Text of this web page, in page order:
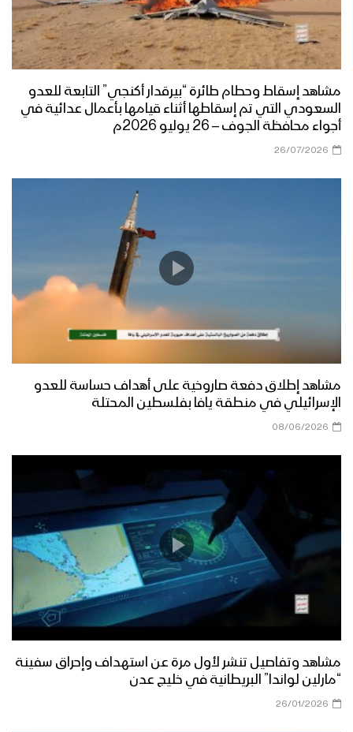
مشاهد إسقاط وحطام طائرة “بيرقدار أكنجي” التابعة للعدو
السعودي التي تم إسقاطها أثناء قيامها بأعمال عدائية في
أجواء محافظة الجوف – 26 يوليو 2026م
26/07/2026
مشاهد إطلاق دفعة صاروخية على أهداف حساسة للعدو
الإسرائيلي في منطقة يافا بفلسطين المحتلة
08/06/2026
مشاهد وتفاصيل تنشر لأول مرة عن استهداف وإحراق سفينة
“مارلين لواندا” البريطانية في خليج عدن
26/01/2026